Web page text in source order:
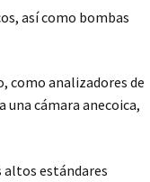
así como bombas
como analizadores de
cámara anecoica,
altos estándares